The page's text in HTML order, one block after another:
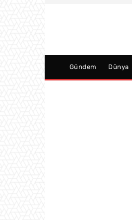
Gündem Dünya